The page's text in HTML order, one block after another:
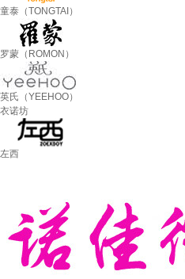
童泰（TONGTAI）
罗蒙（ROMON）
英氏（YEEHOO）
衣诺坊
左西